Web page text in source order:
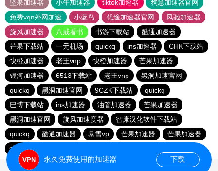
坚果加速器
小牛加速器 tiktok加速器
狗急加速器官网
免费vqn外网加速
小蓝鸟 优途加速器官网
风驰加速器
旋风加速器
八戒看书 书游下载站
酷通加速器
芒果下载站
一元机场 quickq ins加速器
CHK下载站
快橙加速器
老王vnp 快橙加速器
芒果加速器
银河加速器
6513下载站 老王vnp
黑洞加速官网
quickq
黑洞加速官网 9CZK下载站
quickq
巴博下载站
ins加速器 油管加速器
芒果加速器
黑洞加速官网
旋风加速度器
智康汉化软件下载站
quickq
酷通加速器 暴雪vp 芒果加速器
芒果加速器
快橙加速器
永久免费使用的加速器 下载